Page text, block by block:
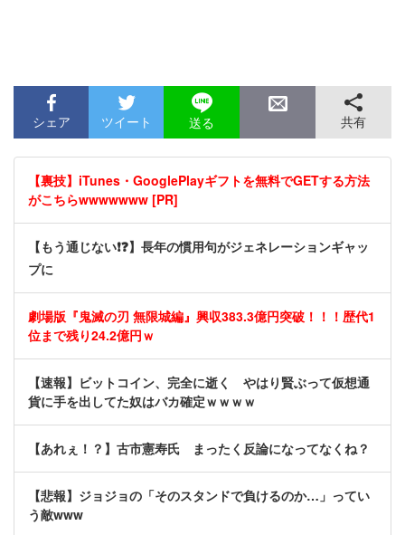
シェア ツイート 送る 共有
【裏技】iTunes・GooglePlayギフトを無料でGETする方法
がこちらwwwwwww [PR]
【もう通じない❗❓】長年の慣用句がジェネレーションギャッ
プに
劇場版『鬼滅の刃 無限城編』興収383.3億円突破！！！歴代1
位まで残り24.2億円ｗ
【速報】ビットコイン、完全に逝く やはり賢ぶって仮想通
貨に手を出してた奴はバカ確定ｗｗｗｗ
【あれぇ！？】古市憲寿氏 まったく反論になってなくね？
【悲報】ジョジョの「そのスタンドで負けるのか…」ってい
う敵www